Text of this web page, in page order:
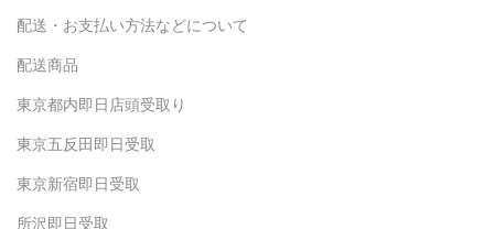
配送・お支払い方法などについて
配送商品
東京都内即日店頭受取り
東京五反田即日受取
東京新宿即日受取
所沢即日受取